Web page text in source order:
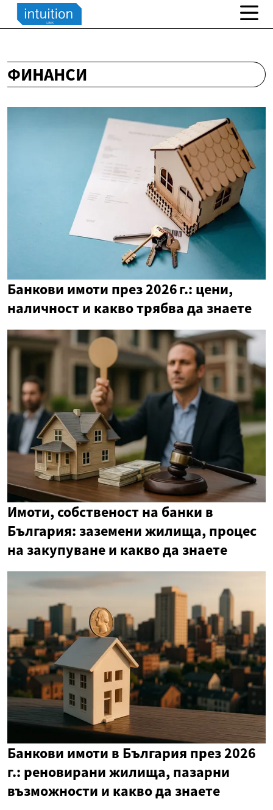
ФИНАНСИ
Банкови имоти през 2026 г.: цени,
наличност и какво трябва да знаете
Имоти, собственост на банки в
България: заземени жилища, процес
на закупуване и какво да знаете
Банкови имоти в България през 2026
г.: реновирани жилища, пазарни
възможности и какво да знаете